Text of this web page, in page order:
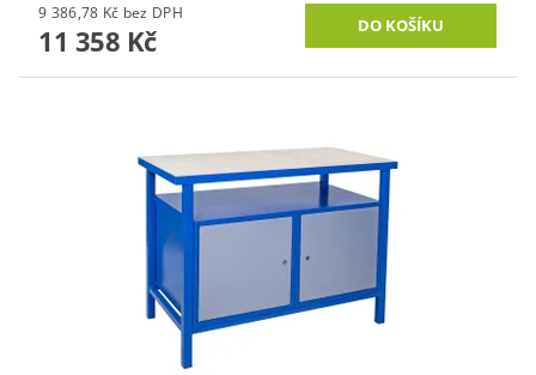
9 386,78 Kč bez DPH
11 358 Kč